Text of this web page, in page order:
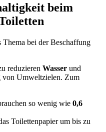
beim
Thema bei der Beschaffung
reduzieren Wasser und
von Umweltzielen. Zum
so wenig wie 0,6
Toilettenpapier um bis zu